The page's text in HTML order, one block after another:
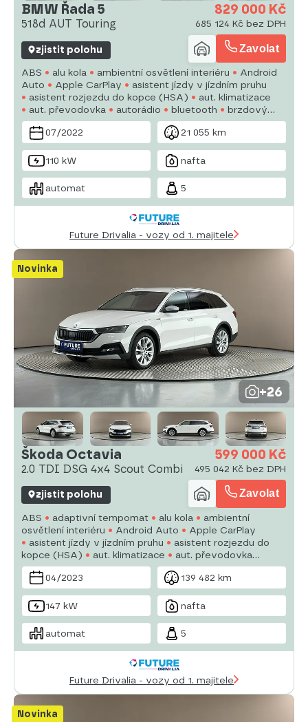
BMW Řada 5
518d AUT Touring
829 000 Kč
685 124 Kč bez DPH
zjistit polohu Zavolat
ABS alu kola ambientní osvětlení interiéru
Android
Auto
Apple CarPlay
asistent jízdy v jízdním pruhu
asistent rozjezdu do kopce (HSA)
aut. klimatizace
aut. převodovka
autorádio bluetooth
brzdový
asistent
centrál dálkový digitální přístrojový štít
el.
okna07/2022 21 055 km
110 kW nafta
automat 5
Future Drivalia - vozy od 1. majitele
Novinka
+26
Škoda Octavia
2.0 TDI DSG 4x4 Scout Combi
599 000 Kč
495 042 Kč bez DPH
zjistit polohu Zavolat
ABS adaptivní tempomat alu kola
ambientní
osvětlení interiéru
Android Auto
Apple CarPlay
asistent jízdy v jízdním pruhu
asistent rozjezdu do
kopce (HSA)
aut. klimatizace
aut. převodovka
autorádio
bezklíčové odemykání
bluetooth
brzdový asistent
centrál dálkový
04/2023 139 482 km
147 kW nafta
automat 5
Future Drivalia - vozy od 1. majitele
Novinka